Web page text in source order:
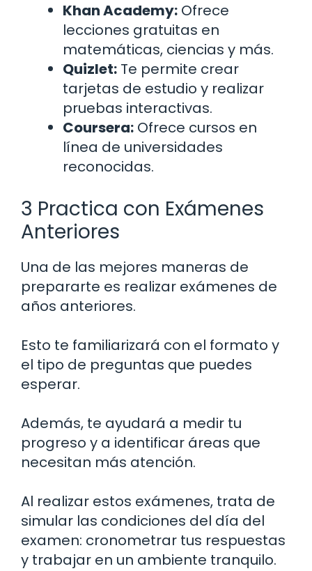
Khan Academy: Ofrece
lecciones gratuitas en
matemáticas, ciencias y más.
Quizlet: Te permite crear
tarjetas de estudio y realizar
pruebas interactivas.
Coursera: Ofrece cursos en
línea de universidades
reconocidas.
3 Practica con Exámenes
Anteriores
Una de las mejores maneras de
prepararte es realizar exámenes de
años anteriores.
Esto te familiarizará con el formato y
el tipo de preguntas que puedes
esperar.
Además, te ayudará a medir tu
progreso y a identificar áreas que
necesitan más atención.
Al realizar estos exámenes, trata de
simular las condiciones del día del
examen: cronometrar tus respuestas
y trabajar en un ambiente tranquilo.